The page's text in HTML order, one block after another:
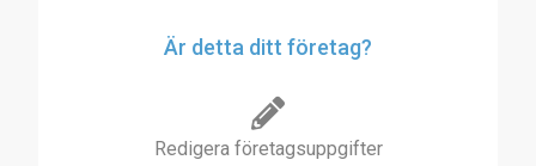
Är detta ditt företag?
Redigera företagsuppgifter